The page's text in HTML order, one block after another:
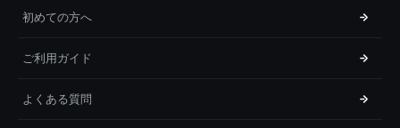
初めての方へ
ご利用ガイド
よくある質問